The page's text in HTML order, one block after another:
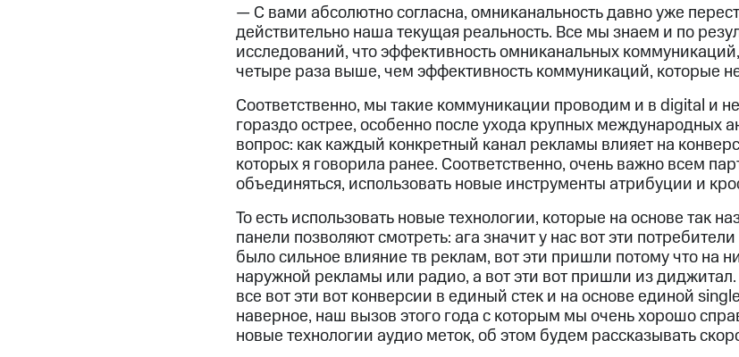
— С вами абсолютно согласна, омниканальность давно уже
действительно наша текущая реальность. Все мы знаем и по
исследований, что эффективность омниканальных
четыре раза выше, чем эффективность коммуникаций, которые
Соответственно, мы такие коммуникации проводим и в digital и
гораздо острее, особенно после ухода крупных международных
вопрос: как каждый конкретный канал рекламы влияет на
которых я говорила ранее. Соответственно, очень важно всем
объединяться, использовать новые инструменты атрибуции и
То есть использовать новые технологии, которые на основе так
панели позволяют смотреть: ага значит у нас вот эти
было сильное влияние тв реклам, вот эти пришли потому что на
наружной рекламы или радио, а вот эти вот пришли из диджитал.
все вот эти вот конверсии в единый стек и на основе единой
наверное, наш вызов этого года с которым мы очень хорошо
новые технологии аудио меток, об этом будем рассказывать